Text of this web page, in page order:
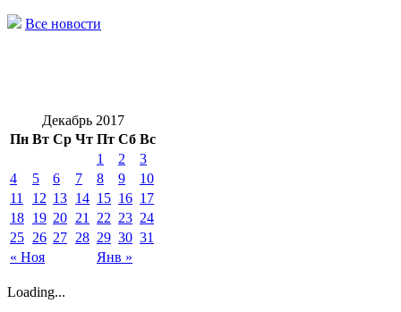
Все новости
Декабрь 2017
Пн Вт Ср Чт Пт Сб Вс
« Ноя Янв »
1 2
3
4
5 6 7 8 9
10
11
12 13 14 15 16 17
18 19 20 21 22 23 24
25 26 27 28 29 30 31
Loading...